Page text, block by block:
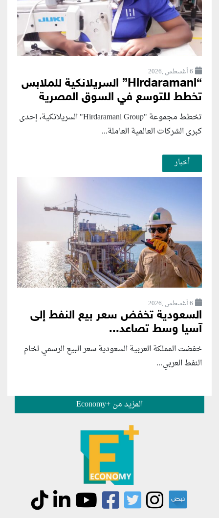
6 أغسطس ,2026
“Hirdaramani” السريلانكية للملابس
تخطط للتوسع في السوق المصرية
تخطط مجموعة "Hirdaramani Group" السريلانكية، إحدى
كبرى الشركات العالمية العاملة...
أخبار
6 أغسطس ,2026
السعودية تخفض سعر بيع النفط إلى
آسيا وسط تصاعد...
خفضت المملكة العربية السعودية سعر البيع الرسمي لخام
النفط العربي...
المزيد من +Economy